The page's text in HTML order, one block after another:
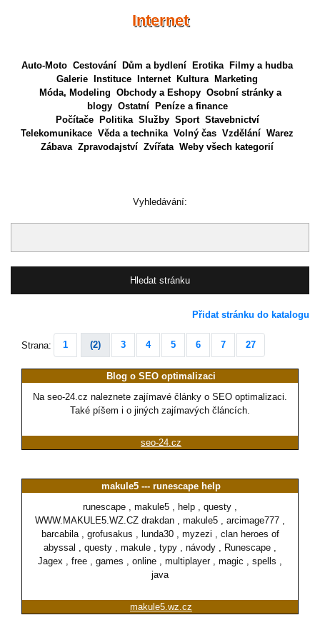
Internet
Auto-Moto Cestování Dům a bydlení Erotika
Filmy a hudba
Galerie
Instituce Internet Kultura
Marketing
Móda, Modeling Obchody a Eshopy Osobní stránky a
blogy Ostatní
Peníze a finance
Počítače
Politika Služby Sport Stavebnictví
Telekomunikace Věda a technika Volný čas Vzdělání Warez
Zábava Zpravodajství Zvířata Weby všech kategorií
Vyhledávání:
Přidat stránku do katalogu
Strana: 1 (2) 3 4 5 6 7 27
Blog o SEO optimalizaci
Na seo-24.cz naleznete zajímavé články o SEO optimalizaci.
Také píšem i o jiných zajímavých článcích.
seo-24.cz
makule5 --- runescape help
runescape , makule5 , help , questy ,
WWW.MAKULE5.WZ.CZ drakdan , makule5 , arcimage777 ,
barcabila , grofusakus , lunda30 , myzezi , clan heroes of
abyssal , questy , makule , typy , návody , Runescape ,
Jagex , free , games , online , multiplayer , magic , spells ,
java
makule5.wz.cz